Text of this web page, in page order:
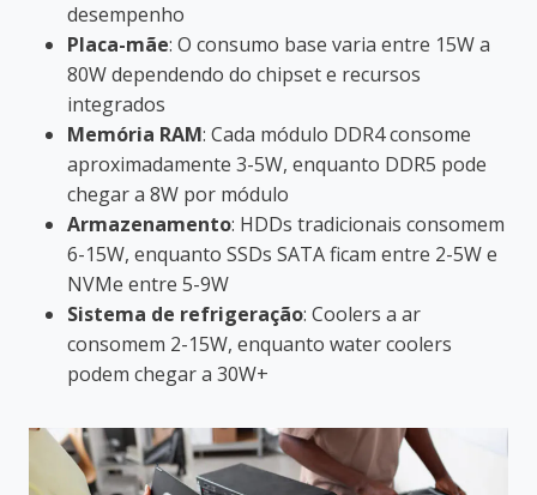
desempenho
Placa-mãe: O consumo base varia entre 15W a
80W dependendo do chipset e recursos
integrados
Memória RAM: Cada módulo DDR4 consome
aproximadamente 3-5W, enquanto DDR5 pode
chegar a 8W por módulo
Armazenamento: HDDs tradicionais consomem
6-15W, enquanto SSDs SATA ficam entre 2-5W e
NVMe entre 5-9W
Sistema de refrigeração: Coolers a ar
consomem 2-15W, enquanto water coolers
podem chegar a 30W+